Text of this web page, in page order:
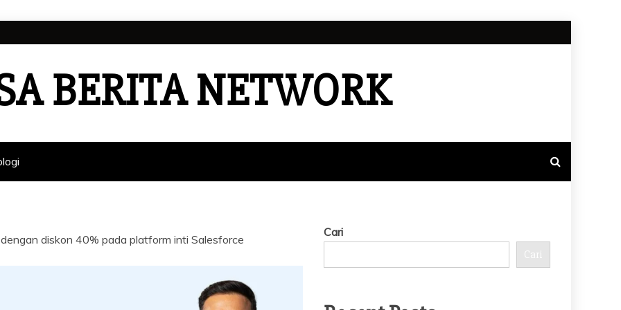
BERITA NETWORK
diskon 40% pada platform inti Salesforce
Cari
Cari